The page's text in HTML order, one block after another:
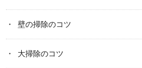
壁の掃除のコツ
大掃除のコツ